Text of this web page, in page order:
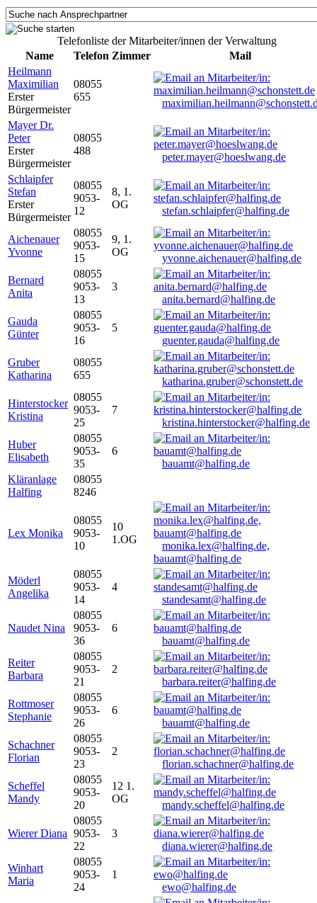
Telefonliste der Mitarbeiter/innen der Verwaltung
Name
Telefon Zimmer
Mail
Heilmann
Maximilian
Erster
Bürgermeister
08055
655
Mayer Dr.
Peter
Erster
Bürgermeister
08055
488
peter.mayer@hoeslwang.de
Schlaipfer
Stefan
Erster
Bürgermeister
08055
9053-
12
8, 1.
OG
stefan.schlaipfer@halfing.de
Aichenauer
Yvonne
08055
9053-
15
9, 1.
OG
yvonne.aichenauer@halfing.de
Bernard
Anita
08055
9053-
13
3
anita.bernard@halfing.de
Gauda
Günter
08055
9053-
16
5
guenter.gauda@halfing.de
Gruber
Katharina
08055
655
katharina.gruber@schonstett.de
Hinterstocker
Kristina
08055
9053-
25
7
kristina.hinterstocker@halfing.de
Huber
Elisabeth
08055
9053-
35
6
bauamt@halfing.de
Kläranlage
Halfing
08055
8246
Lex Monika
08055
9053-
10
10
1.OG
monika.lex@halfing.de,
bauamt@halfing.de
Möderl
Angelika
08055
9053-
14
4
standesamt@halfing.de
Naudet Nina
08055
9053-
36
6
bauamt@halfing.de
Reiter
Barbara
08055
9053-
21
2
barbara.reiter@halfing.de
Rottmoser
Stephanie
08055
9053-
26
6
bauamt@halfing.de
Schachner
Florian
08055
9053-
23
2
florian.schachner@halfing.de
Scheffel
Mandy
08055
9053-
20
12 1.
OG
mandy.scheffel@halfing.de
Wierer Diana
08055
9053-
22
3
diana.wierer@halfing.de
Winhart
Maria
08055
9053-
24
1
ewo@halfing.de